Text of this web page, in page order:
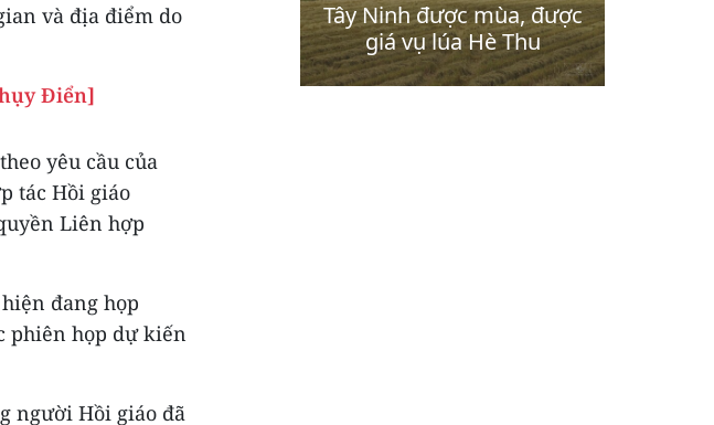
và địa điểm do
Điển]
yêu cầu của
tác Hồi giáo
Liên hợp
đang họp
phiên họp dự kiến
người Hồi giáo đã